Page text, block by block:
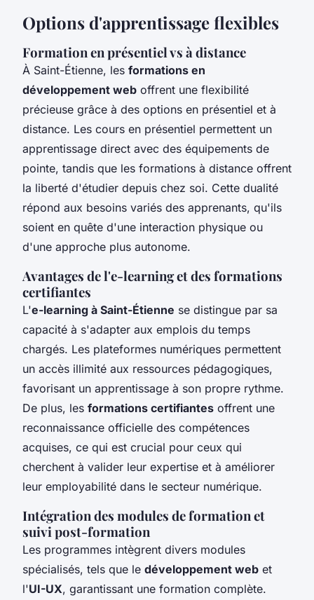
Options d'apprentissage flexibles
Formation en présentiel vs à distance
À Saint-Étienne, les formations en
développement web offrent une flexibilité
précieuse grâce à des options en présentiel et à
distance. Les cours en présentiel permettent un
apprentissage direct avec des équipements de
pointe, tandis que les formations à distance offrent
la liberté d'étudier depuis chez soi. Cette dualité
répond aux besoins variés des apprenants, qu'ils
soient en quête d'une interaction physique ou
d'une approche plus autonome.
Avantages de l'e-learning et des formations
certifiantes
L'e-learning à Saint-Étienne se distingue par sa
capacité à s'adapter aux emplois du temps
chargés. Les plateformes numériques permettent
un accès illimité aux ressources pédagogiques,
favorisant un apprentissage à son propre rythme.
De plus, les formations certifiantes offrent une
reconnaissance officielle des compétences
acquises, ce qui est crucial pour ceux qui
cherchent à valider leur expertise et à améliorer
leur employabilité dans le secteur numérique.
Intégration des modules de formation et
suivi post-formation
Les programmes intègrent divers modules
spécialisés, tels que le développement web et
l'UI-UX, garantissant une formation complète.